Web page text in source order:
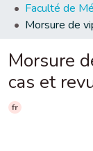
Morsure
cas et
fr